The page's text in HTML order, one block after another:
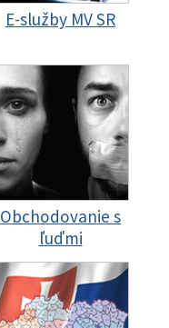
E-služby MV SR
Obchodovanie s
ľuďmi